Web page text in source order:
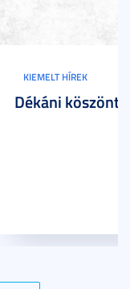
KIEMELT HÍREK
Dékáni köszöntő